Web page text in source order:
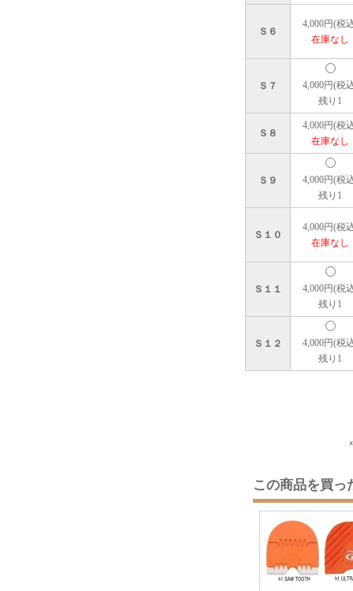
Ｓ６
4,000円(税
在庫なし
Ｓ７
4,000円(税
残り1
Ｓ８
4,000円(税
在庫なし
Ｓ９
4,000円(税
残り1
Ｓ１０
4,000円(税
在庫なし
Ｓ１１
4,000円(税
残り1
Ｓ１２
4,000円(税
残り1
この商品を買っ